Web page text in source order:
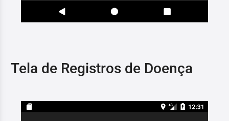
Tela de Registros de Doença